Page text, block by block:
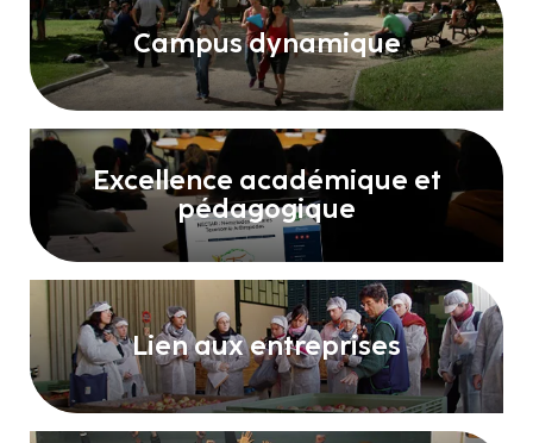
Campus dynamique
Excellence académique et
pédagogique
Lien aux entreprises